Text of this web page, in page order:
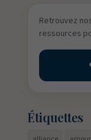
Retrouvez
ressources
Étiquettes